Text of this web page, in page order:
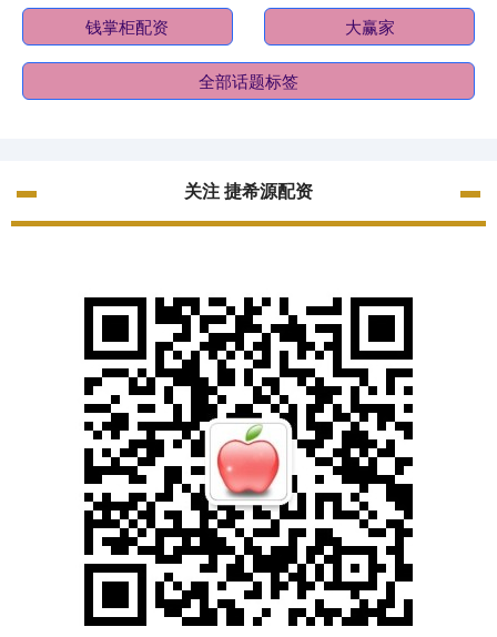
钱掌柜配资 大赢家
全部话题标签
关注 捷希源配资